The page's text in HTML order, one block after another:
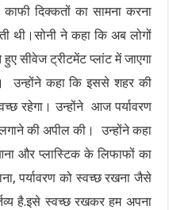
दिक्कतों का सामना करना
थी।सोनी ने कहा कि अब लोगों
सीवेज ट्रीटमेंट प्लांट में जाएगा
उन्होंने कहा कि इससे शहर की
रहेगा। उन्होंने आज पर्यावरण
की अपील की। उन्होंने कहा
और प्लास्टिक के लिफाफों का
पर्यावरण को स्वच्छ रखना जैसे
है.इसे स्वच्छ रखकर हम अपना